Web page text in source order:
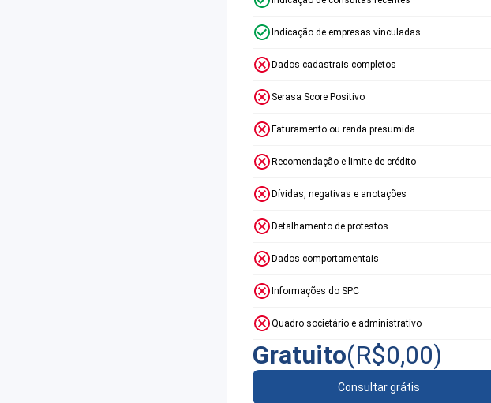
Indicação de empresas vinculadas
Dados cadastrais completos
Serasa Score Positivo
Faturamento ou renda presumida
Recomendação e limite de crédito
Dívidas, negativas e anotações
Detalhamento de protestos
Dados comportamentais
Informações do SPC
Quadro societário e administrativo
Gratuito(R$0,00)
Consultar grátis